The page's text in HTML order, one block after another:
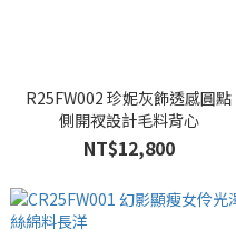
R25FW002 珍妮灰飾透感圓點
側開衩設計毛料背心
NT$12,800